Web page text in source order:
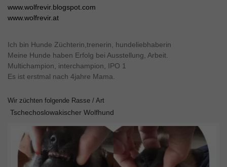
www.wolfrevir.blogspot.com
www.wolfrevir.at
Ich bin Hunde Züchterin,trenerin, hundeliebhaberin
Meine Hunde haben Erfolg bei Ausstellung, Arbeit.
Multichampion, interchampion, IPO 1
Es ist erstmal nach 4jahre Mama.
Wir züchten folgende Rasse / Art
Tschechoslowakischer Wolfhund